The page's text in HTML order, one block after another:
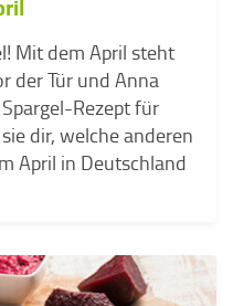
Mit dem April steht
der Tür und Anna
Rezept für
dir, welche anderen
April in Deutschland